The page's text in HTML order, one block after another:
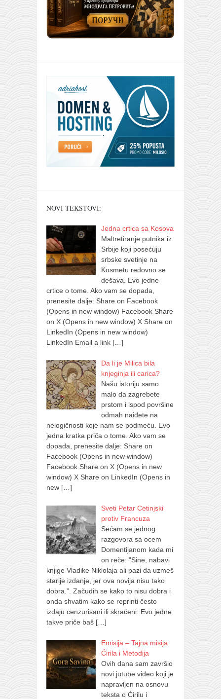
NOVI TEKSTOVI:
Jedna crtica sa Kosova
Maltretiranje putnika iz
Srbije koji posećuju
srbske svetinje na
Kosmetu redovno se
dešava. Evo jedne
crtice o tome. Ako vam se dopada,
prenesite dalje: Share on Facebook
(Opens in new window) Facebook Share
on X (Opens in new window) X Share on
LinkedIn (Opens in new window)
LinkedIn Email a link […]
Da li je Milica bila
knjeginja ili carica?
Našu istoriju samo
malo da zagrebete
prstom i ispod površine
odmah naiđete na
nelogičnosti koje nam se podmeću. Evo
jedna kratka priča o tome. Ako vam se
dopada, prenesite dalje: Share on
Facebook (Opens in new window)
Facebook Share on X (Opens in new
window) X Share on LinkedIn (Opens in
new […]
Sveti Petar Cetinjski
protiv Francuza
Sećam se jednog
razgovora sa ocem
Domentijanom kada mi
on reče: ”Sine, nabavi
knjige Vladike Niklolaja ali pazi da uzmeš
starije izdanje, jer ova novija nisu tako
dobra.”. Začudih se kako to nisu dobra i
onda shvatim kako se reprinti često
izdaju cenzurisani ili skraćeni. Evo jedne
takve priče baš […]
Emisija – Tajna misija
Ćirila i Metodija
Ovih dana sam završio
novi jutube video koji je
napravljen na osnovu
teksta o Ćirilu i